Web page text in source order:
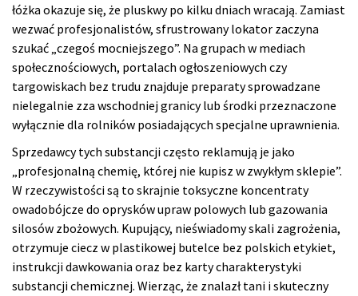
łóżka okazuje się, że pluskwy po kilku dniach wracają. Zamiast
wezwać profesjonalistów, sfrustrowany lokator zaczyna
szukać „czegoś mocniejszego”. Na grupach w mediach
społecznościowych, portalach ogłoszeniowych czy
targowiskach bez trudu znajduje preparaty sprowadzane
nielegalnie zza wschodniej granicy lub środki przeznaczone
wyłącznie dla rolników posiadających specjalne uprawnienia.
Sprzedawcy tych substancji często reklamują je jako
„profesjonalną chemię, której nie kupisz w zwykłym sklepie”.
W rzeczywistości są to skrajnie toksyczne koncentraty
owadobójcze do oprysków upraw polowych lub gazowania
silosów zbożowych. Kupujący, nieświadomy skali zagrożenia,
otrzymuje ciecz w plastikowej butelce bez polskich etykiet,
instrukcji dawkowania oraz bez karty charakterystyki
substancji chemicznej. Wierząc, że znalazł tani i skuteczny